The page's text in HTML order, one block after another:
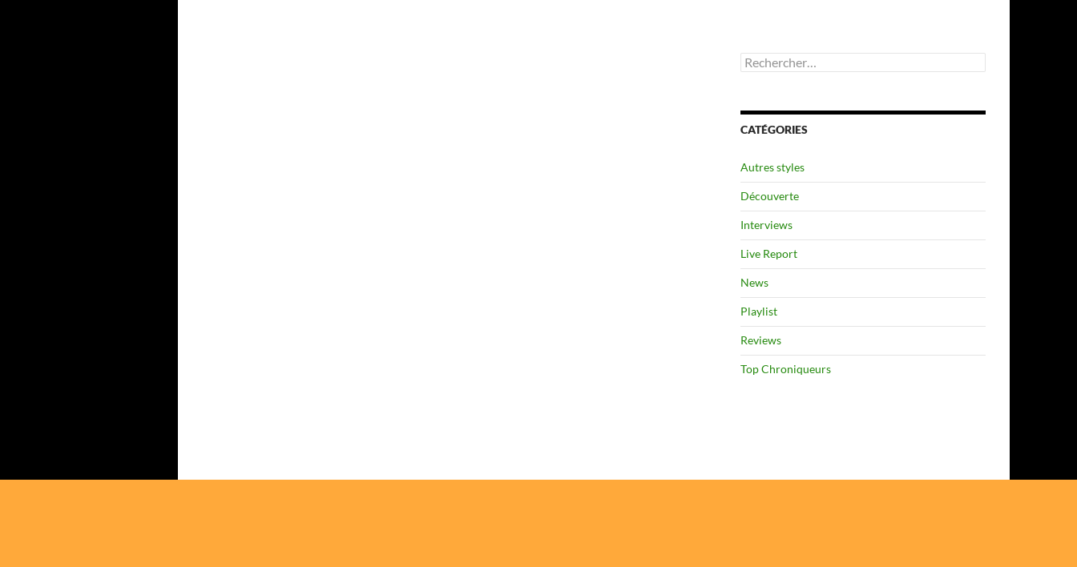
Rechercher :
CATÉGORIES
Autres styles
Découverte
Interviews
Live Report
News
Playlist
Reviews
Top Chroniqueurs